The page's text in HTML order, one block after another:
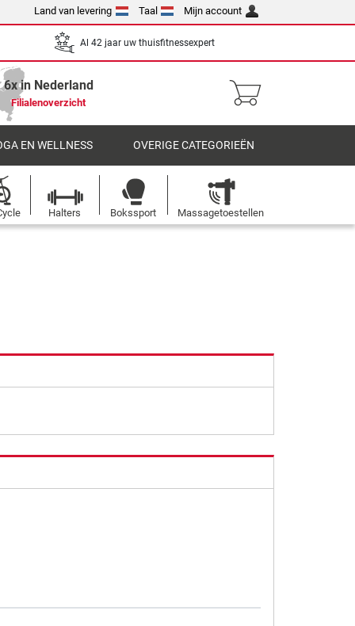
Land van levering Taal Mijn account
Al 42 jaar uw thuisfitnessexpert
6x in Nederland
Filialenoverzicht
EN WELLNESS OVERIGE CATEGORIEËN
Halters Bokssport Massagetoestellen